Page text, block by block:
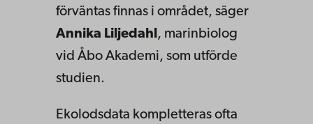
förväntas finnas i området, säger
Annika Liljedahl , marinbiolog
vid Åbo Akademi, som utförde
studien.
Ekolodsdata kompletteras ofta